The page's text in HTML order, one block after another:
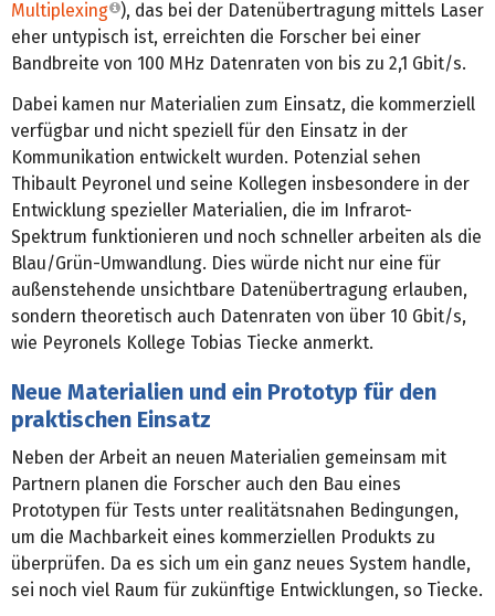
Multiplexing
), das bei der Datenübertragung mittels Laser
eher untypisch ist, erreichten die Forscher bei einer
Bandbreite von 100 MHz Datenraten von bis zu 2,1 Gbit/s.
Dabei kamen nur Materialien zum Einsatz, die kommerziell
verfügbar und nicht speziell für den Einsatz in der
Kommunikation entwickelt wurden. Potenzial sehen
Thibault Peyronel und seine Kollegen insbesondere in der
Entwicklung spezieller Materialien, die im Infrarot-
Spektrum funktionieren und noch schneller arbeiten als die
Blau/Grün-Umwandlung. Dies würde nicht nur eine für
außenstehende unsichtbare Datenübertragung erlauben,
sondern theoretisch auch Datenraten von über 10 Gbit/s,
wie Peyronels Kollege Tobias Tiecke anmerkt.
Neue Materialien und ein Prototyp für den
praktischen Einsatz
Neben der Arbeit an neuen Materialien gemeinsam mit
Partnern planen die Forscher auch den Bau eines
Prototypen für Tests unter realitätsnahen Bedingungen,
um die Machbarkeit eines kommerziellen Produkts zu
überprüfen. Da es sich um ein ganz neues System handle,
sei noch viel Raum für zukünftige Entwicklungen, so Tiecke.